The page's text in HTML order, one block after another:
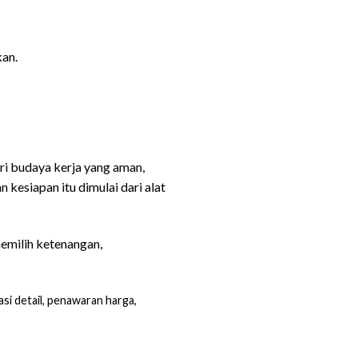
budaya kerja yang aman,
kesiapan itu dimulai dari alat
ketenangan,
detail, penawaran harga,